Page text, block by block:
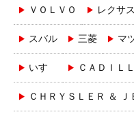
ＶＯＬＶＯ レクサス
スバル 三菱 マ
いすゞ ＣＡＤＩＬ
ＣＨＲＹＳＬＥＲ ＆ Ｊ